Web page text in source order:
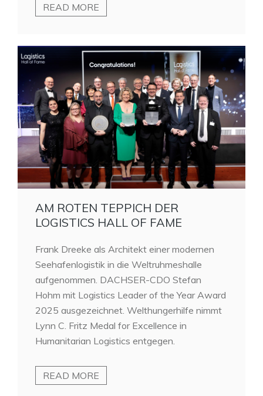
READ MORE
AM ROTEN TEPPICH DER
LOGISTICS HALL OF FAME
Frank Dreeke als Architekt einer modernen
Seehafenlogistik in die Weltruhmeshalle
aufgenommen. DACHSER-CDO Stefan
Hohm mit Logistics Leader of the Year Award
2025 ausgezeichnet. Welthungerhilfe nimmt
Lynn C. Fritz Medal for Excellence in
Humanitarian Logistics entgegen.
READ MORE